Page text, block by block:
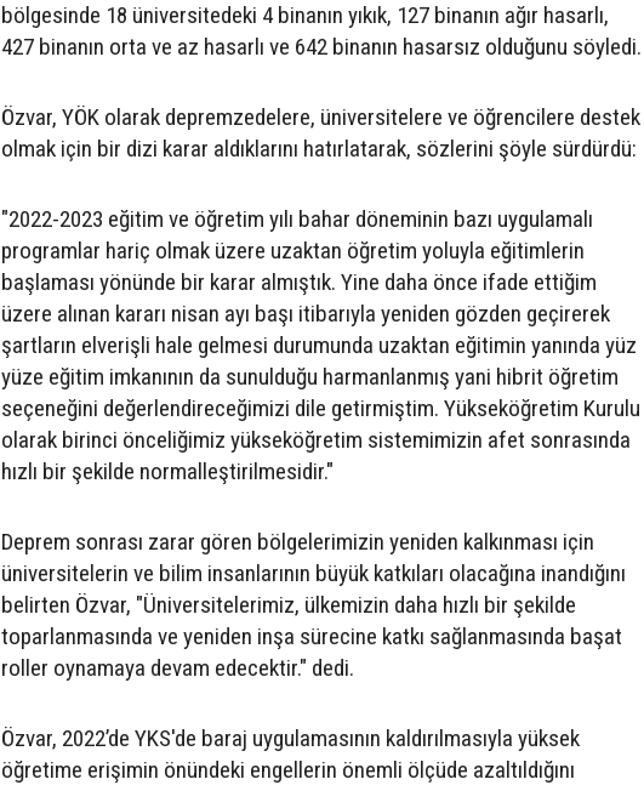
bölgesinde 18 üniversitedeki 4 binanın yıkık, 127 binanın ağır hasarlı,
427 binanın orta ve az hasarlı ve 642 binanın hasarsız olduğunu söyledi.
Özvar, YÖK olarak depremzedelere, üniversitelere ve öğrencilere destek
olmak için bir dizi karar aldıklarını hatırlatarak, sözlerini şöyle sürdürdü:
"2022-2023 eğitim ve öğretim yılı bahar döneminin bazı uygulamalı
programlar hariç olmak üzere uzaktan öğretim yoluyla eğitimlerin
başlaması yönünde bir karar almıştık. Yine daha önce ifade ettiğim
üzere alınan kararı nisan ayı başı itibarıyla yeniden gözden geçirerek
şartların elverişli hale gelmesi durumunda uzaktan eğitimin yanında yüz
yüze eğitim imkanının da sunulduğu harmanlanmış yani hibrit öğretim
seçeneğini değerlendireceğimizi dile getirmiştim. Yükseköğretim Kurulu
olarak birinci önceliğimiz yükseköğretim sistemimizin afet sonrasında
hızlı bir şekilde normalleştirilmesidir."
Deprem sonrası zarar gören bölgelerimizin yeniden kalkınması için
üniversitelerin ve bilim insanlarının büyük katkıları olacağına inandığını
belirten Özvar, "Üniversitelerimiz, ülkemizin daha hızlı bir şekilde
toparlanmasında ve yeniden inşa sürecine katkı sağlanmasında başat
roller oynamaya devam edecektir." dedi.
Özvar, 2022’de YKS'de baraj uygulamasının kaldırılmasıyla yüksek
öğretime erişimin önündeki engellerin önemli ölçüde azaltıldığını